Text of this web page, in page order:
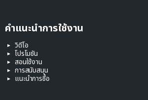
คำแนะนำการใช้งาน
วิดีโอ
โปรโมชัน
สอนใช้งาน
การสนับสนุน
แนะนำการซื้อ